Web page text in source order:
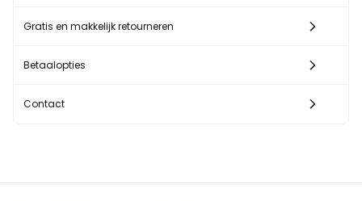
Gratis en makkelijk retourneren
Betaalopties
Contact